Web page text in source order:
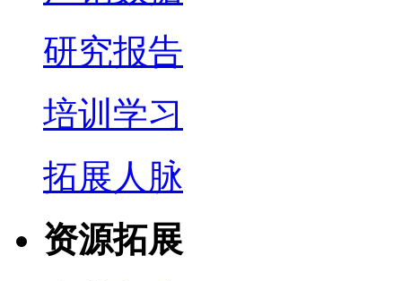
研究报告
培训学习
拓展人脉
资源拓展